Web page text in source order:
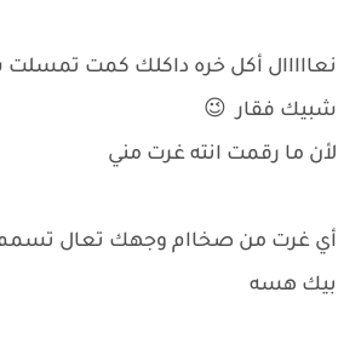
نعااااال أكل خره داكلك كمت
شبيك فقار 😉
لأن ما رقمت انته غرت مني
أي غرت من صخاام وجهك تعال تسمم
بيك هسه